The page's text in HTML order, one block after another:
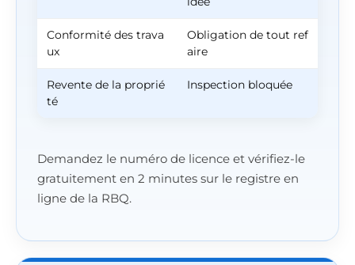
Conformité des trava
ux
Obligation de tout ref
aire
Revente de la proprié
té
Inspection bloquée
Demandez le numéro de licence et vérifiez-le
gratuitement en 2 minutes sur le registre en
ligne de la RBQ.